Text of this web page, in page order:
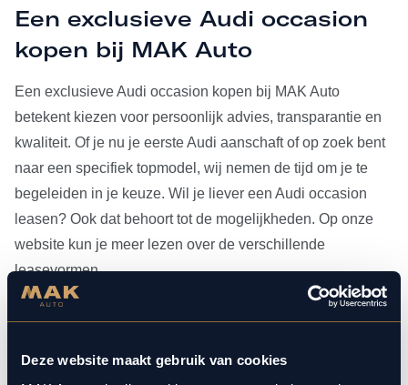
Deze website maakt gebruik van cookies
Een exclusieve Audi occasion
kopen bij MAK Auto
Een exclusieve Audi occasion kopen bij MAK Auto
betekent kiezen voor persoonlijk advies, transparantie en
kwaliteit. Of je nu je eerste Audi aanschaft of op zoek bent
naar een specifiek topmodel, wij nemen de tijd om je te
begeleiden in je keuze. Wil je liever een Audi occasion
leasen? Ook dat behoort tot de mogelijkheden. Op onze
website kun je meer lezen over de verschillende
leasevormen.
Heb je je Audi occasion eenmaal gevonden, dan kun je
aangesloten bij Bosch Car Service, beschikken onze